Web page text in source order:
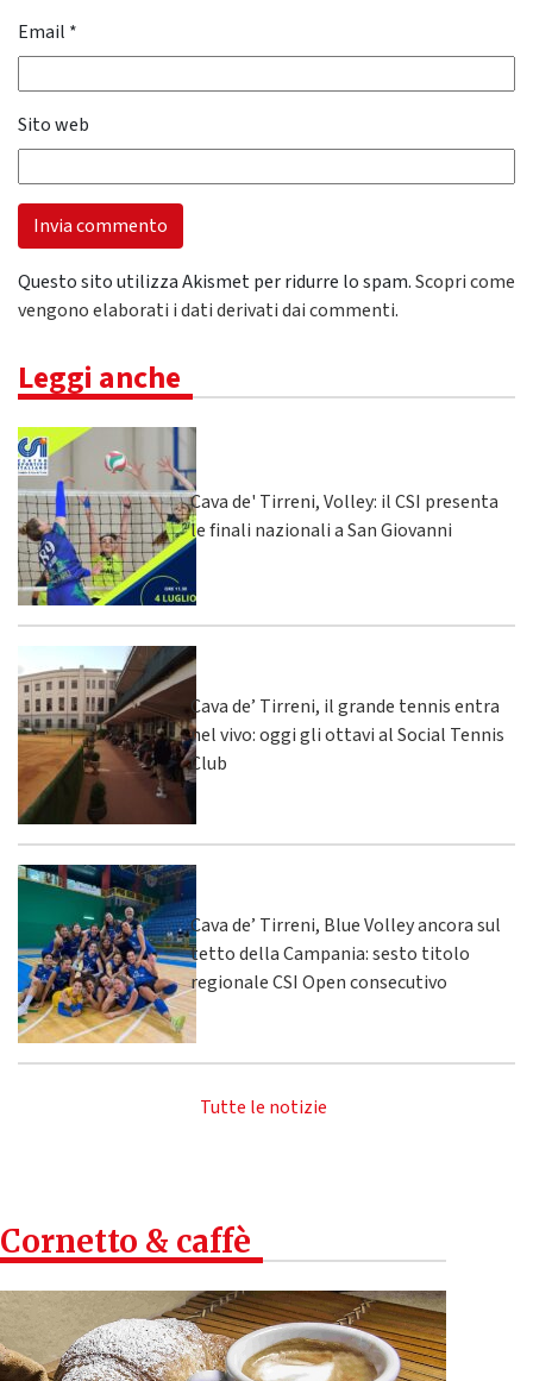
Email *
Sito web
Questo sito utilizza Akismet per ridurre lo spam.Scopri come
vengono elaborati i dati derivati dai commenti.
Leggi anche
Cava de' Tirreni, Volley: il CSI presenta
le finali nazionali a San Giovanni
Cava de’ Tirreni, il grande tennis entra
nel vivo: oggi gli ottavi al Social Tennis
Club
Cava de’ Tirreni, Blue Volley ancora sul
tetto della Campania: sesto titolo
regionale CSI Open consecutivo
Tutte le notizie
Cornetto & caffè